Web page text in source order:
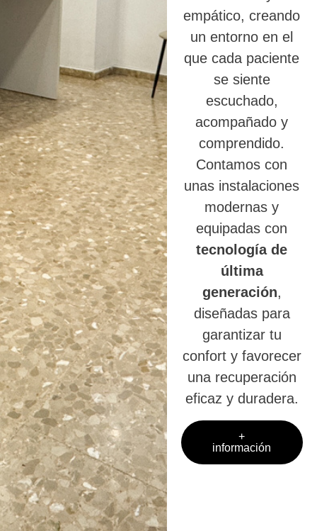
empático, creando
un entorno en el
que cada paciente
se siente
escuchado,
acompañado y
comprendido.
Contamos con
unas instalaciones
modernas y
equipadas con
tecnología de
última
generación,
diseñadas para
garantizar tu
confort y favorecer
una recuperación
eficaz y duradera.
+
información